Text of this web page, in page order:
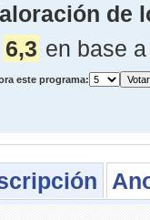
de
6,3 en base
este programa: